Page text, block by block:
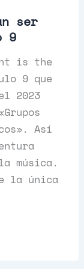
ser
9
is the
9 que
2023
Así
música.
la única